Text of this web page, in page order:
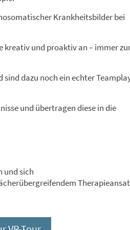
Krankheitsbilder bei
kreativund proaktivan – immer
sind dazu noch ein echter
und übertragen diese in die
und sich